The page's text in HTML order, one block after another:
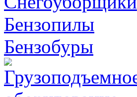
Бензопилы
Бензобуры